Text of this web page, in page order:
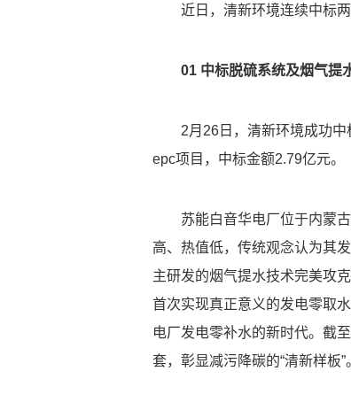
近日，清新环境连续中标两
01 中标脱硫系统及烟气提
2月26日，清新环境成功中
epc项目，中标金额2.79亿元。
苏能白音华电厂位于内蒙古
高、热值低，传统观念认为其
主研发的烟气提水技术完美攻
首次实现真正意义的发电零取
电厂发电零补水的新时代。截
套，彰显减污降碳的“清新样板”